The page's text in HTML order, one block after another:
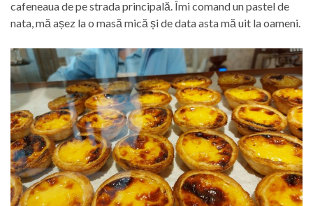
cafeneaua de pe strada principală. Îmi comand un pastel de
nata, mă așez la o masă mică și de data asta mă uit la oameni.